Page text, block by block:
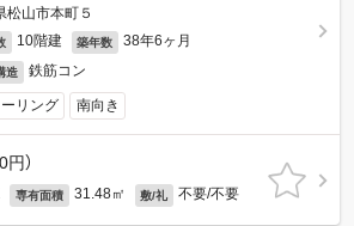
松山市本町５
10階建 築年数 38年6ヶ月
造 鉄筋コン
リング 南向き
）
専有面積 31.48㎡ 敷/礼 不要/不要